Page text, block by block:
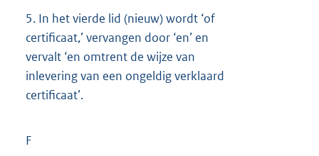
5. In het vierde lid (nieuw) wordt ‘of
certificaat,’ vervangen door ‘en’ en
vervalt ‘en omtrent de wijze van
inlevering van een ongeldig verklaard
certificaat’.
F